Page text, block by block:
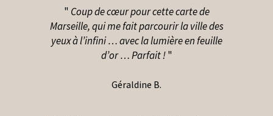
" Coup de cœur pour cette carte de
Marseille, qui me fait parcourir la ville des
yeux à l’infini … avec la lumière en feuille
d’or …Parfait !"
Géraldine B.